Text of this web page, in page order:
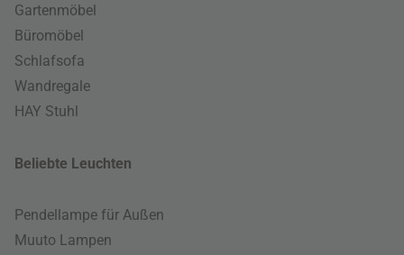
Gartenmöbel
Büromöbel
Schlafsofa
Wandregale
HAY Stuhl
Beliebte Leuchten
Pendellampe für Außen
Muuto Lampen